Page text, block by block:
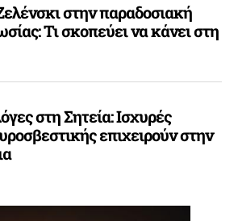
στην παραδοσιακή
Τι σκοπεύει να κάνει στη
στη Σητεία: Ισχυρές
επιχειρούν στην